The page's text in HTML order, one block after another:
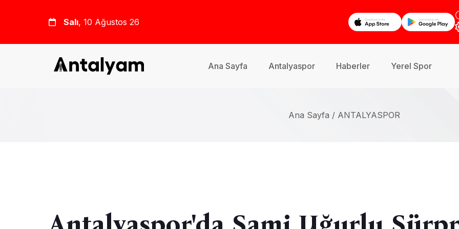
Salı, 10 Ağustos 26
Ana Sayfa Antalyaspor Haberler Yerel Spor
Ana Sayfa / ANTALYASPOR